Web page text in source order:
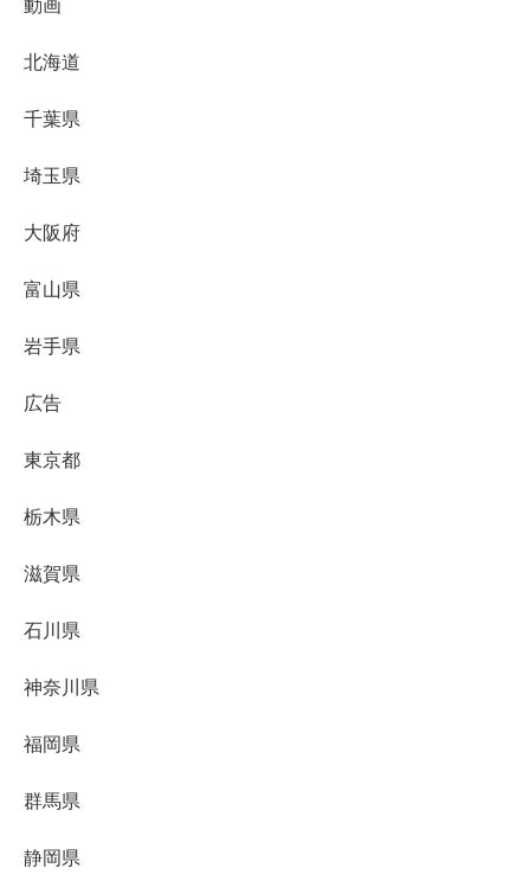
動画
北海道
千葉県
埼玉県
大阪府
富山県
岩手県
広告
東京都
栃木県
滋賀県
石川県
神奈川県
福岡県
群馬県
静岡県